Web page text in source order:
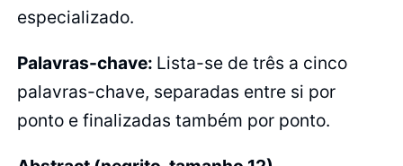
especializado.
Palavras-chave: Lista-se de três a cinco
palavras-chave, separadas entre si por
ponto e finalizadas também por ponto.